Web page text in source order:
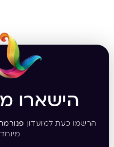
הישארו
הרשמו כעת למועדון